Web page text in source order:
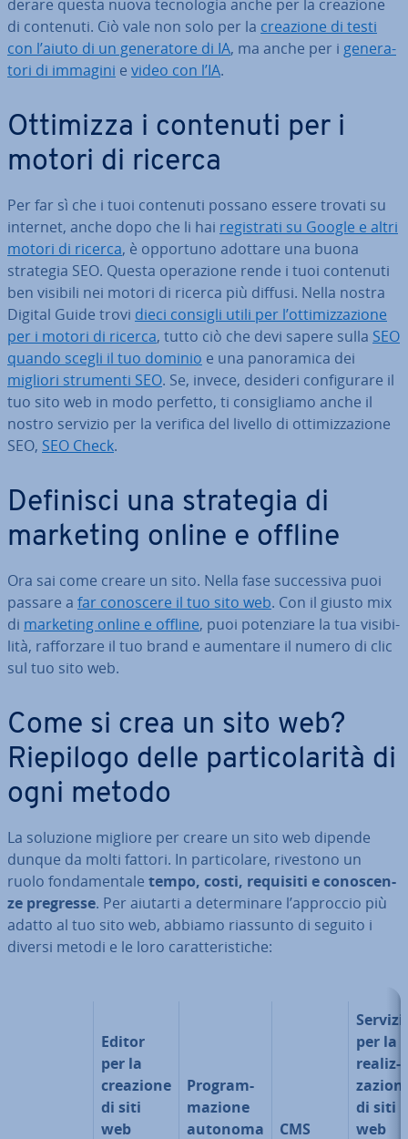
de­ra­re questa nuova tec­no­lo­gia anche per la creazione
di contenuti. Ciò vale non solo per la creazione di testi
con l’aiuto di un ge­ne­ra­to­re di IA, ma anche per i ge­ne­ra­
to­ri di immagini e video con l’IA.
Ottimizza i contenuti per i
motori di ricerca
Per far sì che i tuoi contenuti possano essere trovati su
internet, anche dopo che li hai re­gi­stra­ti su Google e altri
motori di ricerca, è opportuno adottare una buona
strategia SEO. Questa ope­ra­zio­ne rende i tuoi contenuti
ben visibili nei motori di ricerca più diffusi. Nella nostra
Digital Guide trovi dieci consigli utili per l’ot­ti­miz­za­zio­ne
per i motori di ricerca, tutto ciò che devi sapere sulla SEO
quando scegli il tuo dominio e una pa­no­ra­mi­ca dei
migliori strumenti SEO. Se, invece, desideri con­fi­gu­ra­re il
tuo sito web in modo perfetto, ti con­si­glia­mo anche il
nostro servizio per la verifica del livello di ot­ti­miz­za­zio­ne
SEO, SEO Check.
Definisci una strategia di
marketing online e offline
Ora sai come creare un sito. Nella fase suc­ces­si­va puoi
passare a far conoscere il tuo sito web. Con il giusto mix
di marketing online e offline, puoi po­ten­zia­re la tua vi­si­bi­
li­tà, raf­for­za­re il tuo brand e aumentare il numero di clic
sul tuo sito web.
Come si crea un sito web?
Riepilogo delle par­ti­co­la­ri­tà di
ogni metodo
La soluzione migliore per creare un sito web dipende
dunque da molti fattori. In par­ti­co­la­re, rivestono un
ruolo fon­da­men­ta­le tempo, costi, requisiti e co­no­scen­
ze pregresse. Per aiutarti a de­ter­mi­na­re l’approccio più
adatto al tuo sito web, abbiamo riassunto di seguito i
diversi metodi e le loro ca­rat­te­ri­sti­che:
Editor
per la
creazione
di siti
web
Pro­gram­
ma­zio­ne
autonoma
CMS
per la
rea­liz­
di siti
web